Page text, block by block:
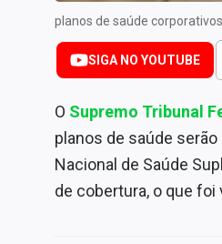
Expediente
Contato
planos de saúde
SIGA NO YOUTUBE
O Supremo Tribunal
planos de saúde
Nacional de Saúde
de cobertura, o que